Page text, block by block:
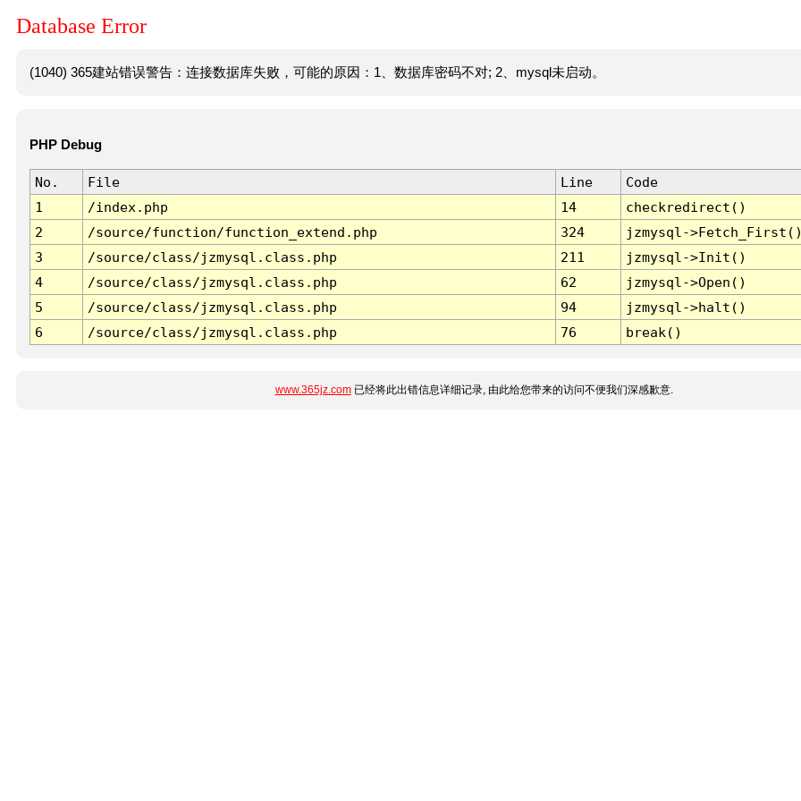
Database Error
(1040) 365建站错误警告：连接数据库失败，可能的原因：1、数据库密码不对; 2、mysql未启动。
PHP Debug
No. File Line
Code
1
/index.php 14
checkredirect()
2
/source/function/function_extend.php 324
jzmysql-
3
/source/class/jzmysql.class.php 211
jzmysql->Init()
4
/source/class/jzmysql.class.php 62
jzmysql->Open()
5
/source/class/jzmysql.class.php 94
jzmysql->halt()
6
/source/class/jzmysql.class.php 76 break()
www.365jz.com已经将此出错信息详细记录, 由此给您带来的访问不便我们深感歉意.